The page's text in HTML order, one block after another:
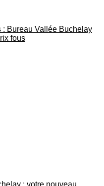
: Bureau Vallée Buchelay
fous
: votre nouveau